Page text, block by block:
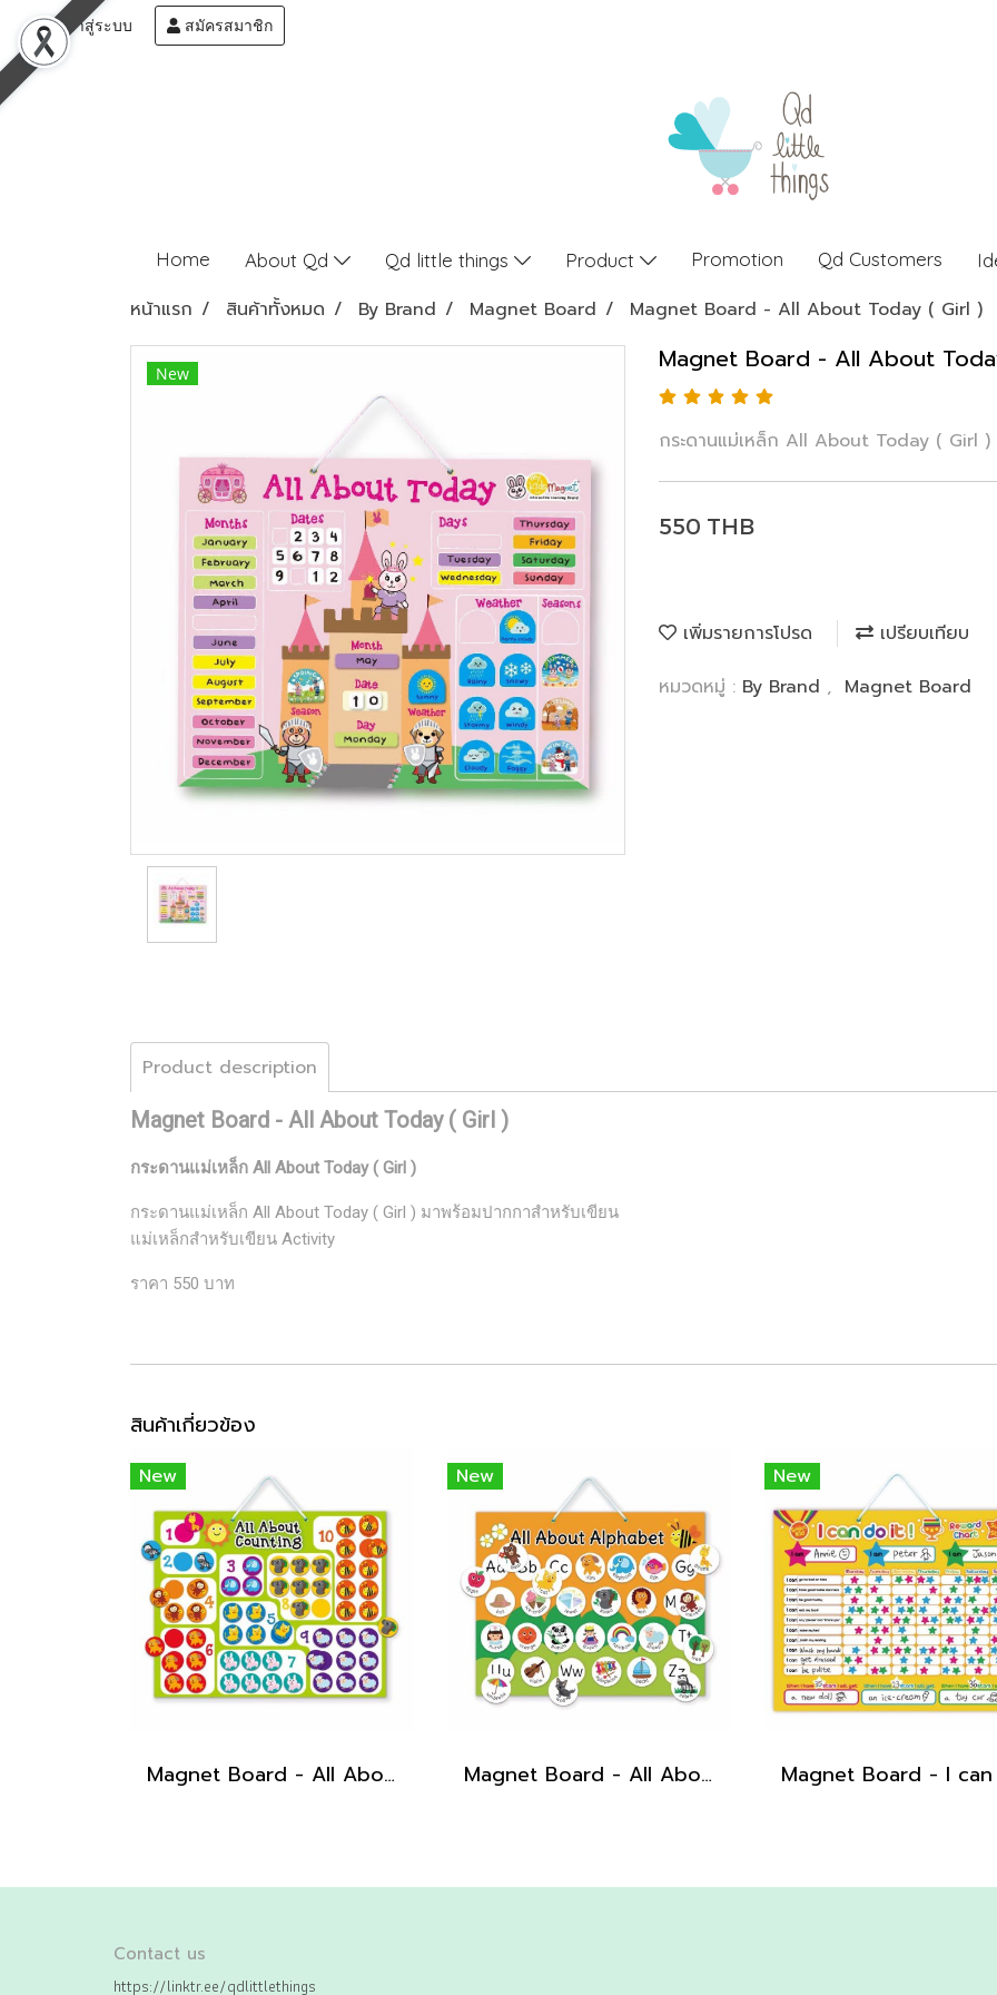
เข้าสู่ระบบ สมัครสมาชิก
Home About Qd Qd little things Product Promotion Qd Customers
หน้าแรก สินค้าทั้งหมด By Brand Magnet Board Magnet Board - All About Today ( Girl )
New Magnet Board - All About
กระดานแม่เหล็ก All About Today ( Girl )
550 THB
เพิ่มรายการโปรด
เปรียบเทียบ
หมวดหมู่ : By Brand , Magnet Board
Product description
Magnet Board - All About Today ( Girl )
กระดานแม่เหล็ก All About Today ( Girl )
กระดานแม่เหล็ก All About Today ( Girl ) มาพร้อมปากกาสําหรับเขียน
แม่เหล็กสําหรับเขียน Activity
ราคา 550 บาท
สินค้าเกี่ยวข้อง
New
Magnet Board - All About Counting
New
Magnet Board - All About Alphabet
New
Contact us
https://linktr.ee/qdlittlethings